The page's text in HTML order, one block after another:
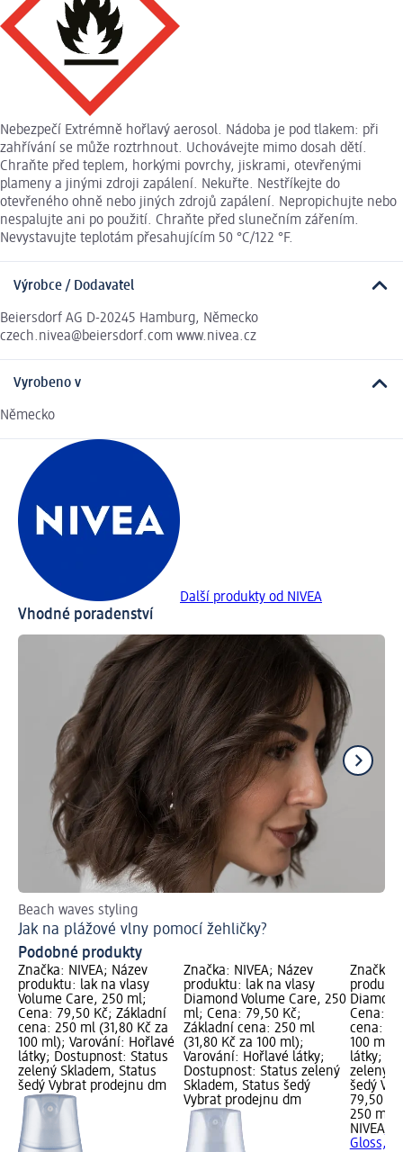
Nebezpečí Extrémně hořlavý aerosol. Nádoba je pod tlakem: při
zahřívání se může roztrhnout. Uchovávejte mimo dosah dětí.
Chraňte před teplem, horkými povrchy, jiskrami, otevřenými
plameny a jinými zdroji zapálení. Nekuřte. Nestříkejte do
otevřeného ohně nebo jiných zdrojů zapálení. Nepropichujte nebo
nespalujte ani po použití. Chraňte před slunečním zářením.
Nevystavujte teplotám přesahujícím 50 °C/122 °F.
Výrobce / Dodavatel
Beiersdorf AG D-20245 Hamburg, Německo
czech.nivea@beiersdorf.com www.nivea.cz
Vyrobeno v
Německo
Další produkty od NIVEA
Vhodné poradenství
Beach waves styling
Jak na plážové vlny pomocí žehličky?
Podobné produkty
Značka: NIVEA; Název
produktu: lak na vlasy
Volume Care, 250 ml;
Cena: 79,50 Kč; Základní
cena: 250 ml (31,80 Kč za
100 ml); Varování: Hořlavé
látky; Dostupnost: Status
zelený Skladem, Status
šedý Vybrat prodejnu dm
Značka: NIVEA; Název
produktu: lak na vlasy
Diamond Volume Care, 250
ml; Cena: 79,50 Kč;
Základní cena: 250 ml
(31,80 Kč za 100 ml);
Varování: Hořlavé látky;
Dostupnost: Status zelený
Skladem, Status šedý
Vybrat prodejnu dm
Značka:
Cena:
cena:
100 ml);
látky;
zelený
šedý
79,50 Kč
250 ml
NIVEA
Gloss,